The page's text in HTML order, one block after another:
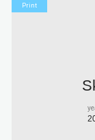
Print